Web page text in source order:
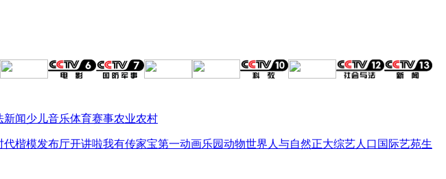
新闻少儿音乐体育赛事农业农村
代楷模发布厅开讲啦我有传家宝第一动画乐园动物世界 人与自然正大综艺人口 国际艺苑生